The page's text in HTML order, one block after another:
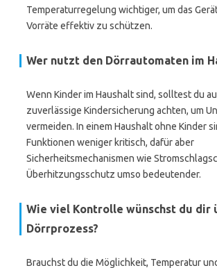
Temperaturregelung wichtiger, um das
Vorräte effektiv zu schützen.
Wer nutzt den Dörrautomaten im
Wenn Kinder im Haushalt sind, solltest du
zuverlässige Kindersicherung achten, um
vermeiden. In einem Haushalt ohne Kinder
Funktionen weniger kritisch, dafür aber
Sicherheitsmechanismen wie
Überhitzungsschutz umso bedeutender.
Wie viel Kontrolle wünschst du dir
Dörrprozess?
Brauchst du die Möglichkeit, Temperatur